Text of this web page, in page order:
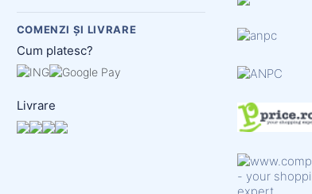
COMENZI ȘI LIVRARE
Cum platesc?
Livrare